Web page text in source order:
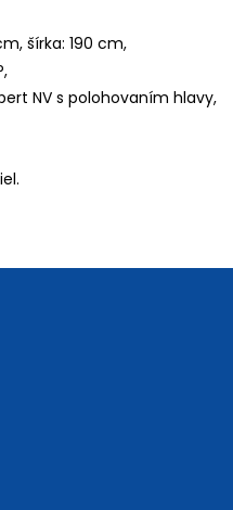
šírka: 190 cm,
NV s polohovaním hlavy,